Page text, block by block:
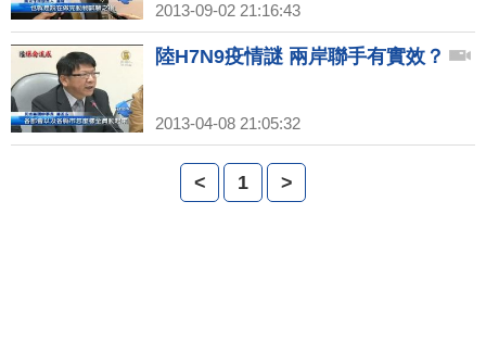
2013-09-02 21:16:43
陸H7N9疫情謎 兩岸聯手有實效？
2013-04-08 21:05:32
< 1 >